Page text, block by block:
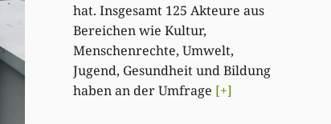
hat. Insgesamt 125 Akteure aus
Bereichen wie Kultur,
Menschenrechte, Umwelt,
Jugend, Gesundheit und Bildung
haben an der Umfrage [+]